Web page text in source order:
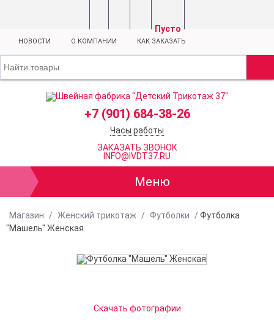
Пусто
НОВОСТИ О КОМПАНИИ КАК ЗАКАЗАТЬ
+7 (901) 684-38-26
Часы работы
ЗАКАЗАТЬ ЗВОНОК
INFO@IVDT37.RU
Меню
Магазин / Женский трикотаж / Футболки /Футболка
"Машель" Женская
Скачать фотографии